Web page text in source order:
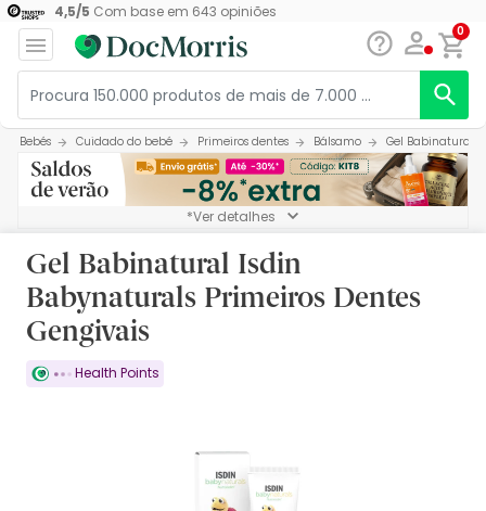
4,5/5 Com base em 643 opiniões
0
Bebés Cuidado do bebé Primeiros dentes Bálsamo Gel Babinatural
*Ver detalhes
Gel Babinatural Isdin
Babynaturals Primeiros Dentes
Gengivais
Health Points